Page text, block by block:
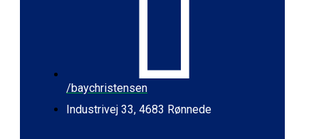
/baychristensen
Industrivej 33, 4683 Rønnede